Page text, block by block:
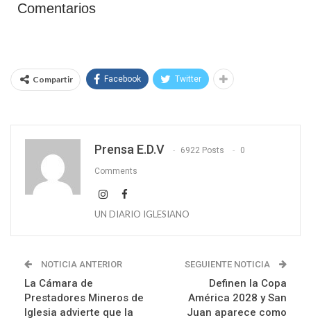
Comentarios
Compartir Facebook Twitter
Prensa E.D.V 6922 Posts 0
Comments
UN DIARIO IGLESIANO
NOTICIA ANTERIOR
La Cámara de
Prestadores Mineros de
Iglesia advierte que la
SEGUIENTE NOTICIA
Definen la Copa
América 2028 y San
Juan aparece como